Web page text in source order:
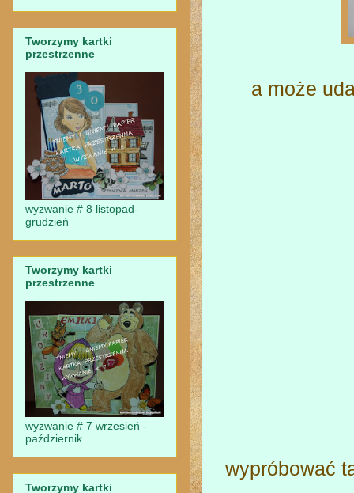
a może
wypróbować
Tworzymy kartki
przestrzenne
wyzwanie # 8 listopad-
grudzień
Tworzymy kartki
przestrzenne
wyzwanie # 7 wrzesień -
październik
Tworzymy kartki